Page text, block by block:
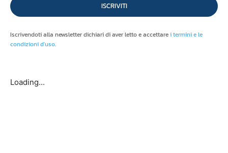
ISCRIVITI
Iscrivendoti alla newsletter dichiari di aver letto e accettarei termini e le
condizioni d'uso.
Loading...